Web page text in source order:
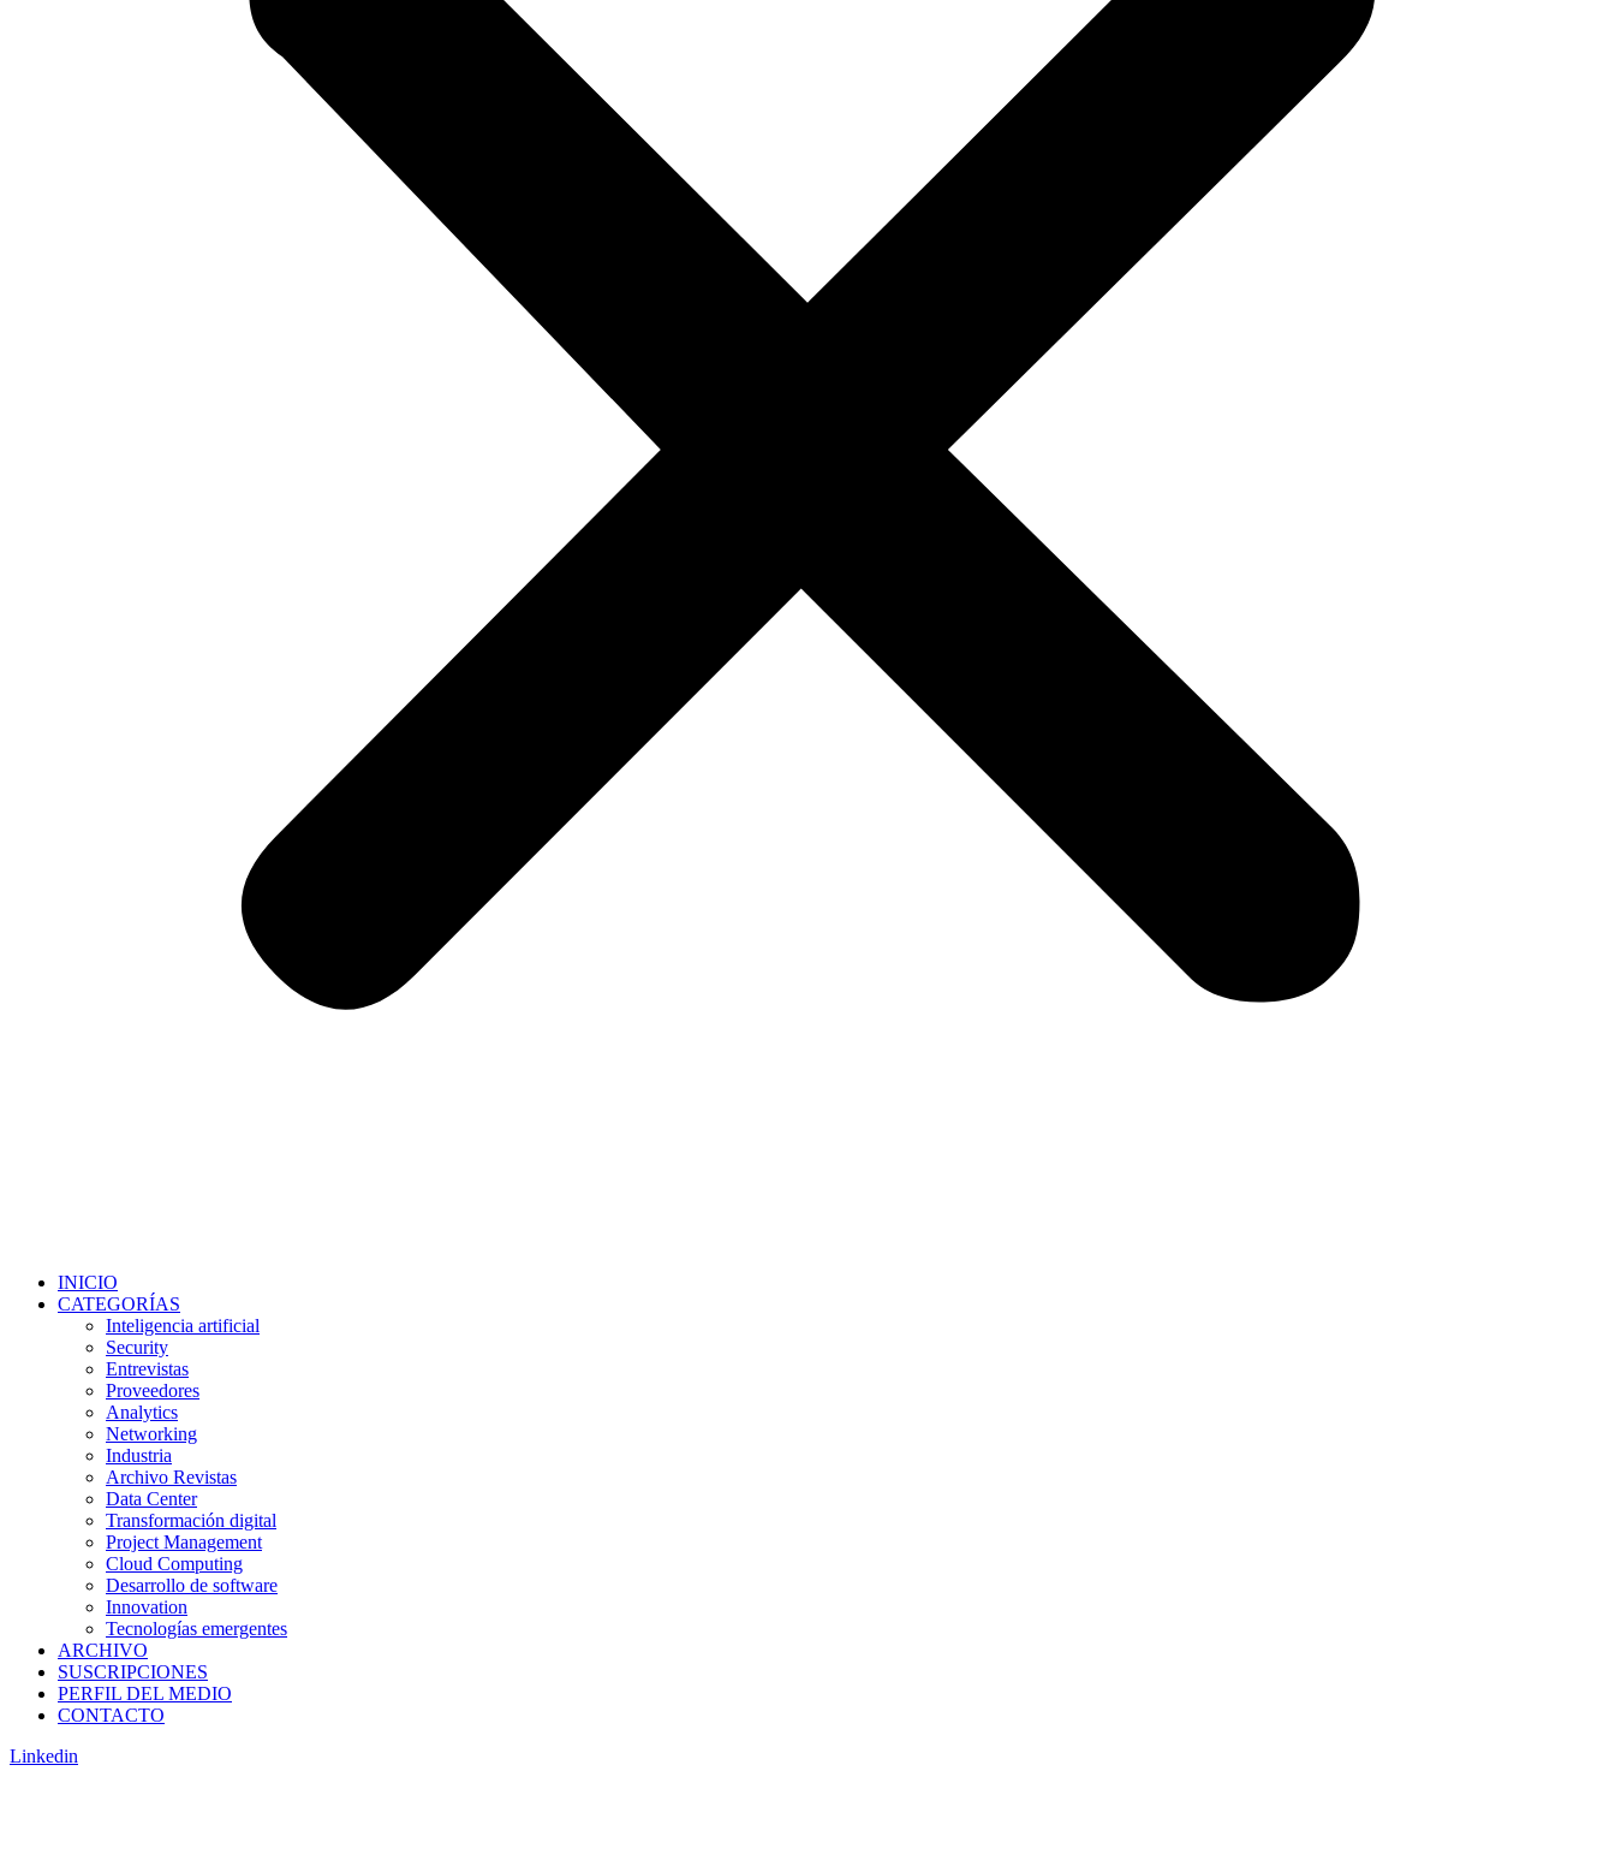
INICIO
CATEGORÍAS
Inteligencia artificial
Security
Entrevistas
Proveedores
Analytics
Networking
Industria
Archivo Revistas
Data Center
Transformación digital
Project Management
Cloud Computing
Desarrollo de software
Innovation
Tecnologías emergentes
ARCHIVO
SUSCRIPCIONES
PERFIL DEL MEDIO
CONTACTO
Linkedin